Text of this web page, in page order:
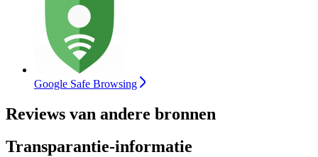
Google Safe Browsing
Reviews van andere bronnen
Transparantie-informatie